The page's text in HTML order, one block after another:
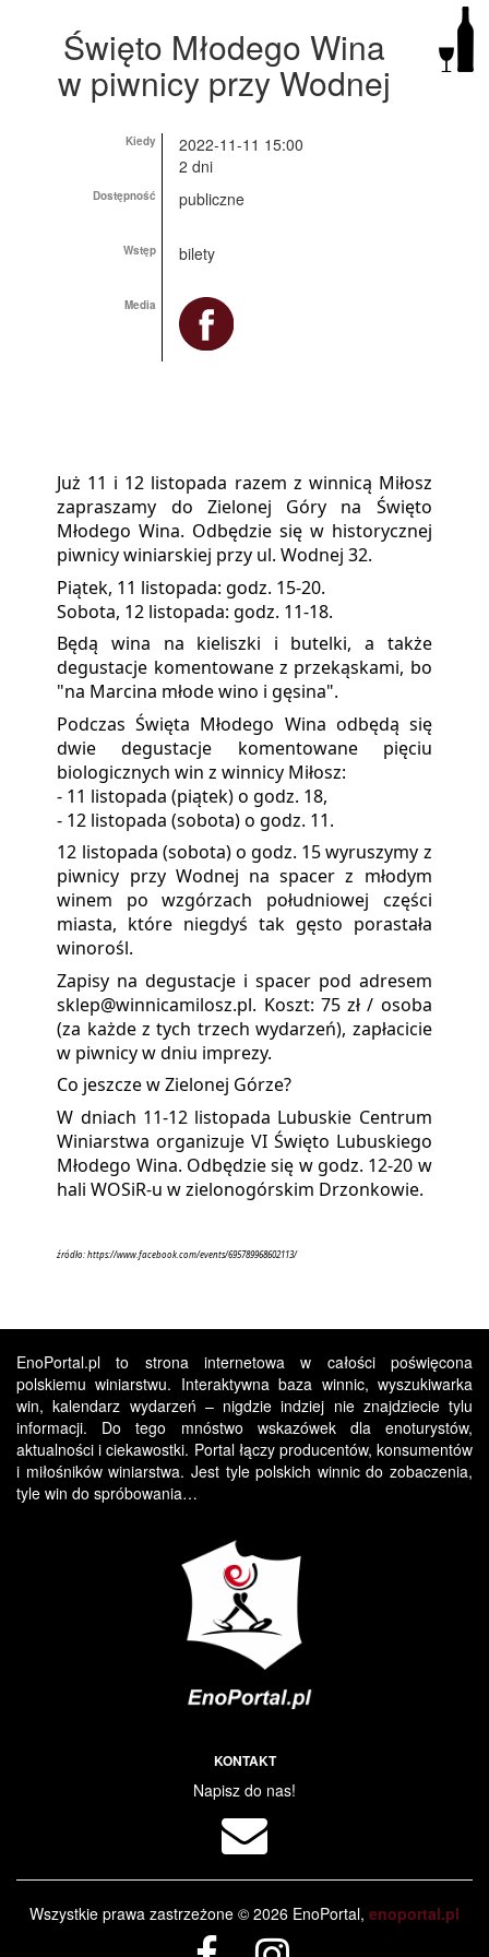
Święto Młodego Wina
w piwnicy przy Wodnej
Kiedy
2022-11-11 15:00
2 dni
Dostępność publiczne
Wstęp bilety
Media
Już 11 i 12 listopada razem z winnicą Miłosz
zapraszamy do Zielonej Góry na Święto
Młodego Wina. Odbędzie się w historycznej
piwnicy winiarskiej przy ul. Wodnej 32.
Piątek, 11 listopada: godz. 15-20.
Sobota, 12 listopada: godz. 11-18.
Będą wina na kieliszki i butelki, a także
degustacje komentowane z przekąskami, bo
"na Marcina młode wino i gęsina".
Podczas Święta Młodego Wina odbędą się
dwie degustacje komentowane pięciu
biologicznych win z winnicy Miłosz:
- 11 listopada (piątek) o godz. 18,
- 12 listopada (sobota) o godz. 11.
12 listopada (sobota) o godz. 15 wyruszymy z
piwnicy przy Wodnej na spacer z młodym
winem po wzgórzach południowej części
miasta, które niegdyś tak gęsto porastała
winorośl.
Zapisy na degustacje i spacer pod adresem
sklep@winnicamilosz.pl. Koszt: 75 zł / osoba
(za każde z tych trzech wydarzeń), zapłacicie
w piwnicy w dniu imprezy.
Co jeszcze w Zielonej Górze?
W dniach 11-12 listopada Lubuskie Centrum
Winiarstwa organizuje VI Święto Lubuskiego
Młodego Wina. Odbędzie się w godz. 12-20 w
hali WOSiR-u w zielonogórskim Drzonkowie.
źródło: https://www.facebook.com/events/695789968602113/
EnoPortal.pl to strona internetowa w całości poświęcona
polskiemu winiarstwu. Interaktywna baza winnic, wyszukiwarka
win, kalendarz wydarzeń – nigdzie indziej nie znajdziecie tylu
informacji. Do tego mnóstwo wskazówek dla enoturystów,
aktualności i ciekawostki. Portal łączy producentów, konsumentów
i miłośników winiarstwa. Jest tyle polskich winnic do zobaczenia,
tyle win do spróbowania…
KONTAKT
Napisz do nas!
Wszystkie prawa zastrzeżone © 2026 EnoPortal, enoportal.pl